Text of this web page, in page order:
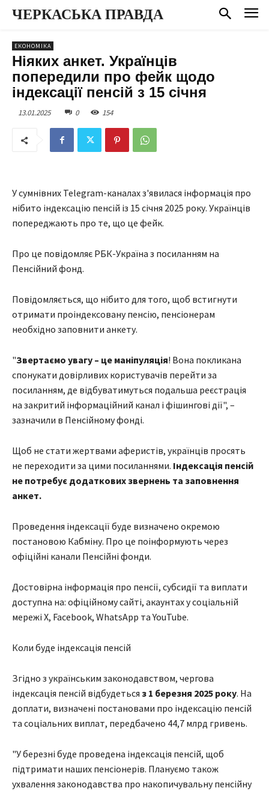
ЧЕРКАСЬКА ПРАВДА
ЕКОНОМІКА
Ніяких анкет. Українців
попередили про фейк щодо
індексації пенсій з 15 січня
13.01.2025 0 154
У сумнівних Telegram-каналах з'явилася інформація про
нібито індексацію пенсій із 15 січня 2025 року. Українців
попереджають про те, що це фейк.
Про це повідомляє РБК-Україна з посиланням на
Пенсійний фонд.
Повідомляється, що нібито для того, щоб встигнути
отримати проіндексовану пенсію, пенсіонерам
необхідно заповнити анкету.
"Звертаємо увагу – це маніпуляція! Вона покликана
спонукати довірливих користувачів перейти за
посиланням, де відбуватимуться подальша реєстрація
на закритий інформаційний канал і фішингові дії", –
зазначили в Пенсійному фонді.
Щоб не стати жертвами аферистів, українців просять
не переходити за цими посиланнями. Індексація пенсій
не потребує додаткових звернень та заповнення
анкет.
Проведення індексації буде визначено окремою
постановою Кабміну. Про це поінформують через
офіційні канали Пенсійні фонди.
Достовірна інформація про пенсії, субсидії та виплати
доступна на: офіційному сайті, акаунтах у соціальній
мережі X, Facebook, WhatsApp та YouTube.
Коли буде індексація пенсій
Згідно з українським законодавством, чергова
індексація пенсій відбудеться з 1 березня 2025 року. На
доплати, визначені постановами про індексацію пенсій
та соціальних виплат, передбачено 44,7 млрд гривень.
"У березні буде проведена індексація пенсій, щоб
підтримати наших пенсіонерів. Плануємо також
ухвалення законодавства про накопичувальну пенсійну